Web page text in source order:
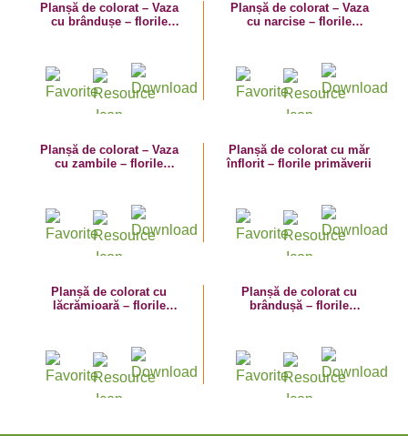
Planșă de colorat – Vaza
cu brândușe – florile
Planșă de colorat – Vaza
cu narcise – florile
Planșă de colorat – Vaza
cu zambile – florile
Planșă de colorat cu măr
înflorit – florile primăverii
Planșă de colorat cu
lăcrămioară – florile
Planșă de colorat cu
brândușă – florile